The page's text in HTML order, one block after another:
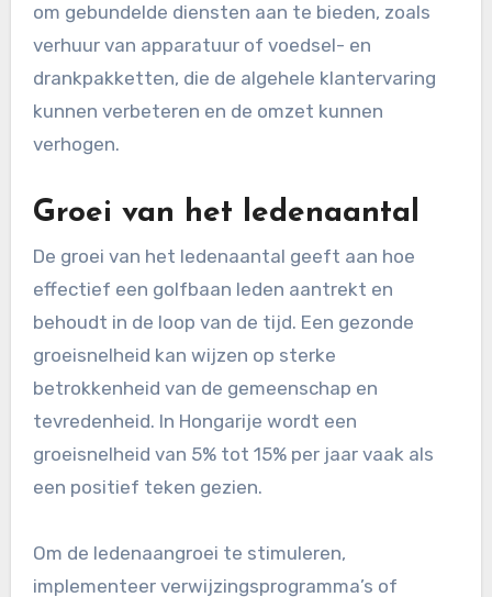
om gebundelde diensten aan te bieden, zoals
verhuur van apparatuur of voedsel- en
drankpakketten, die de algehele klantervaring
kunnen verbeteren en de omzet kunnen
verhogen.
Groei van het ledenaantal
De groei van het ledenaantal geeft aan hoe
effectief een golfbaan leden aantrekt en
behoudt in de loop van de tijd. Een gezonde
groeisnelheid kan wijzen op sterke
betrokkenheid van de gemeenschap en
tevredenheid. In Hongarije wordt een
groeisnelheid van 5% tot 15% per jaar vaak als
een positief teken gezien.
Om de ledenaangroei te stimuleren,
implementeer verwijzingsprogramma’s of